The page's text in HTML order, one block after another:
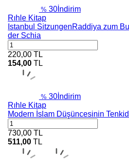
% 30 İndirim
Rıhle Kitap
Istanbul SitzungenRaddiya zum
der Schia
220,00 TL
154,00 TL
% 30 İndirim
Rıhle Kitap
Modern İslam Düşüncesinin
730,00 TL
511,00 TL